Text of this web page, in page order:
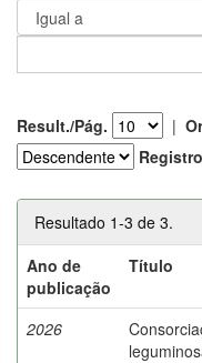
Result./Pág. |
Resultado 1-3 de 3.
Ano de
publicação
Título
2026